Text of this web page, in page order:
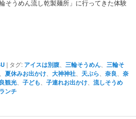
そうめん流し乾製麺所」に行ってきた体験
| タグ: アイスは別腹 三輪そうめん
三輪そ
、夏休みお出かけ 、大神神社 天ぷら 、奈良 、奈
観光 、子ども 、子連れお出かけ 、流しそうめ
ンチ